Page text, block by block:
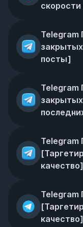
посты]
Telegram
качество]
Telegram
качество]